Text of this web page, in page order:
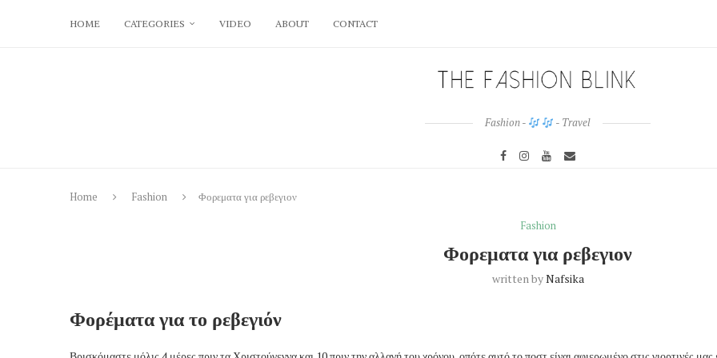
HOME CATEGORIES VIDEO ABOUT CONTACT
Fashion - - Travel
Home Fashion
Φορεματα για ρεβεγιον
Fashion
Φορεματα για ρεβεγιον
written byNafsika
Φορέματα για το ρεβεγιόν